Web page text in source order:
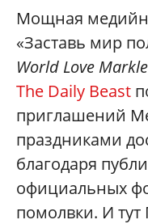
Мощная
«Заставь мир
World Love Markle
The Daily Beast
приглашений
праздниками
благодаря
официальных
помолвки. И тут